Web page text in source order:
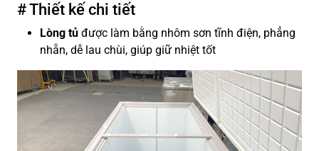
# Thiết kế chi tiết
Lòng tủ được làm bằng nhôm sơn tĩnh điện, phẳng
nhẵn, dễ lau chùi, giúp giữ nhiệt tốt